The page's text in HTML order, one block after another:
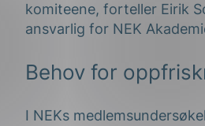
komiteene, forteller Eirik
ansvarlig for NEK
Behov for
I NEKs